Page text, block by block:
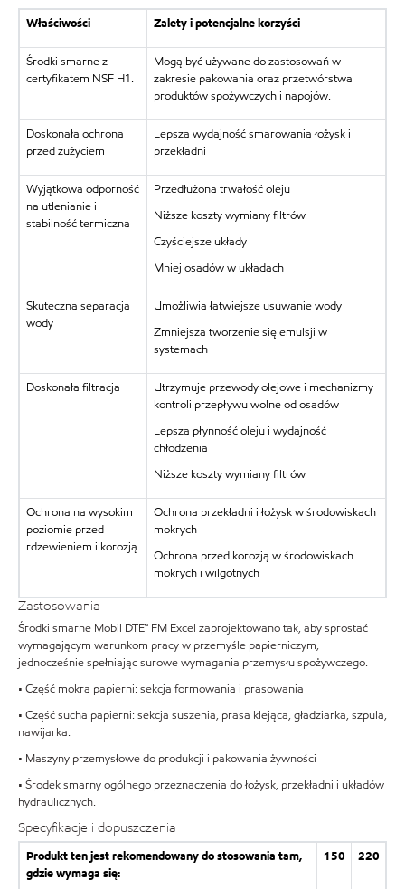
Właściwości Zalety i potencjalne korzyści
Środki smarne z
certyfikatem NSF H1.
Mogą być używane do zastosowań w
zakresie pakowania oraz przetwórstwa
produktów spożywczych i napojów.
Doskonała ochrona
przed zużyciem
Lepsza wydajność smarowania łożysk i
przekładni
Wyjątkowa odporność
na utlenianie i
stabilność termiczna
Przedłużona trwałość oleju
Niższe koszty wymiany filtrów
Czyściejsze układy
Mniej osadów w układach
Skuteczna separacja
wody
Umożliwia łatwiejsze usuwanie wody
Zmniejsza tworzenie się emulsji w
systemach
Doskonała filtracja
Utrzymuje przewody olejowe i mechanizmy
kontroli przepływu wolne od osadów
Lepsza płynność oleju i wydajność
chłodzenia
Niższe koszty wymiany filtrów
Ochrona na wysokim
poziomie przed
rdzewieniem i korozją
Ochrona przekładni i łożysk w środowiskach
mokrych
Ochrona przed korozją w środowiskach
mokrych i wilgotnych
Zastosowania
Środki smarne Mobil DTE™ FM Excel zaprojektowano tak, aby sprostać
wymagającym warunkom pracy w przemyśle papierniczym,
jednocześnie spełniając surowe wymagania przemysłu spożywczego.
• Część mokra papierni: sekcja formowania i prasowania
• Część sucha papierni: sekcja suszenia, prasa klejąca, gładziarka, szpula,
nawijarka.
• Maszyny przemysłowe do produkcji i pakowania żywności
• Środek smarny ogólnego przeznaczenia do łożysk, przekładni i układów
hydraulicznych.
Specyfikacje i dopuszczenia
Produkt ten jest rekomendowany do stosowania tam,
gdzie wymaga się:
150 220